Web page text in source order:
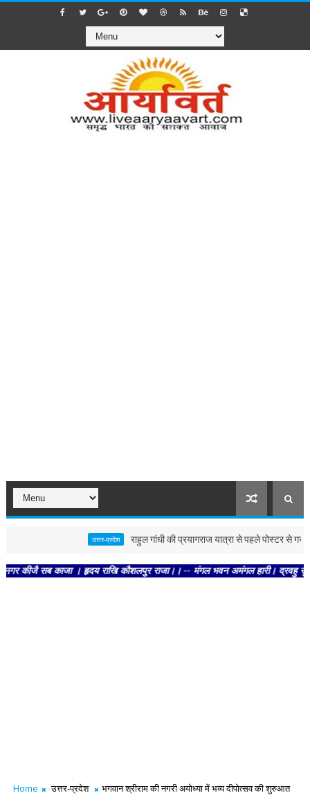
उत्तर-प्रदेश राहुल गांधी की प्रयागराज यात्रा से पहले पोस्टर से गरमाई
सब काजा । हृदय राखि कौशलपुर राजा।। -- मंगल भवन अमंगल हारी। द्रवहु सुदसरथ
Home उत्तर-प्रदेश भगवान श्रीराम की नगरी अयोध्या में भव्य दीपोत्सव की शुरुआत